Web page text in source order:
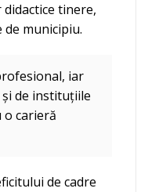
tinere,
municipiu.
iar
de instituțiile
o carieră
de cadre